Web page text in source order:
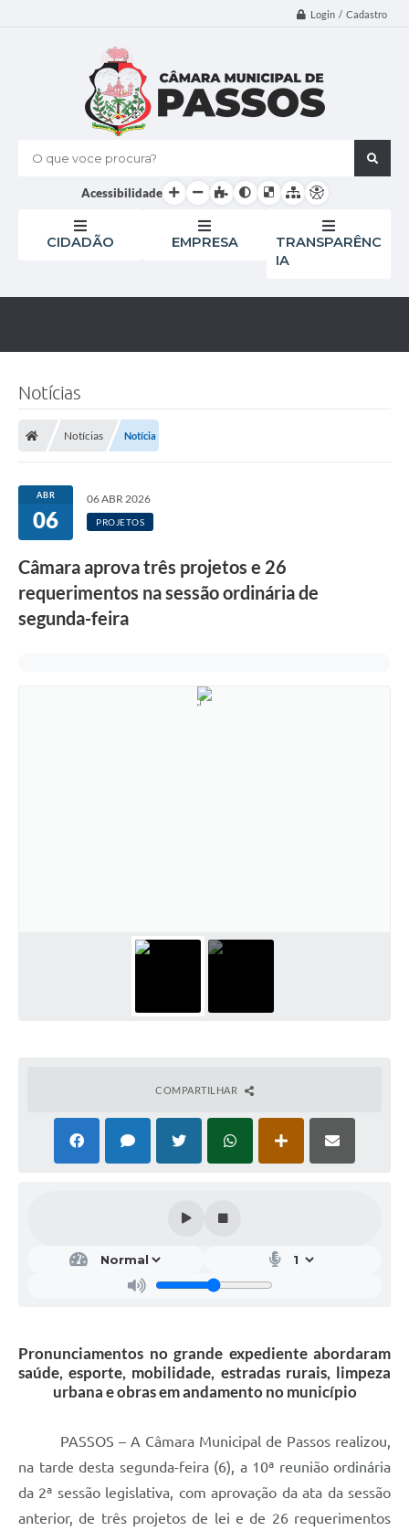
Login / Cadastro
O que voce procura?
Acessibilidade
CIDADÃO EMPRESA
TRANSPARÊNC
IA
Notícias
Notícias Notícia
ABR
06
06 ABR 2026
PROJETOS
Câmara aprova três projetos e 26
requerimentos na sessão ordinária de
segunda-feira
COMPARTILHAR
Pronunciamentos no grande expediente abordaram
saúde, esporte, mobilidade, estradas rurais, limpeza
urbana e obras em andamento no município
PASSOS – A Câmara Municipal de Passos realizou,
na tarde desta segunda-feira (6), a 10ª reunião ordinária
da 2ª sessão legislativa, com aprovação da ata da sessão
anterior, de três projetos de lei e de 26 requerimentos